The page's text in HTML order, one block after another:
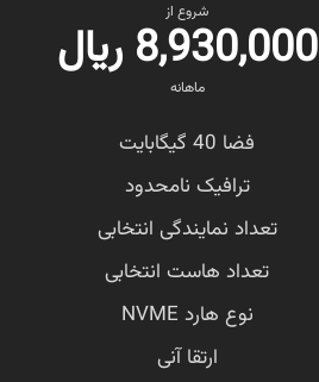
شروع از
8,930,000 ریال
ماهانه
فضا 40 گیگابایت
ترافیک نامحدود
تعداد نمایندگی انتخابی
تعداد هاست انتخابی
نوع هارد NVME
ارتقا آنی